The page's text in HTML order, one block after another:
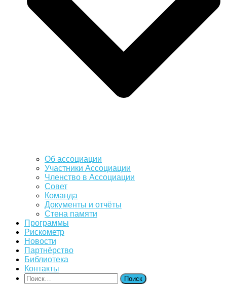
Об ассоциации
Участники Ассоциации
Членство в Ассоциации
Совет
Команда
Документы и отчёты
Стена памяти
Программы
Рискометр
Новости
Партнёрство
Библиотека
Контакты
Найти: